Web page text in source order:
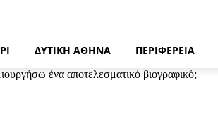
ΔΥΤΙΚΉ ΑΘΉΝΑ ΠΕΡΙΦΈΡΕΙΑ
ένα αποτελεσματικό βιογραφικό;